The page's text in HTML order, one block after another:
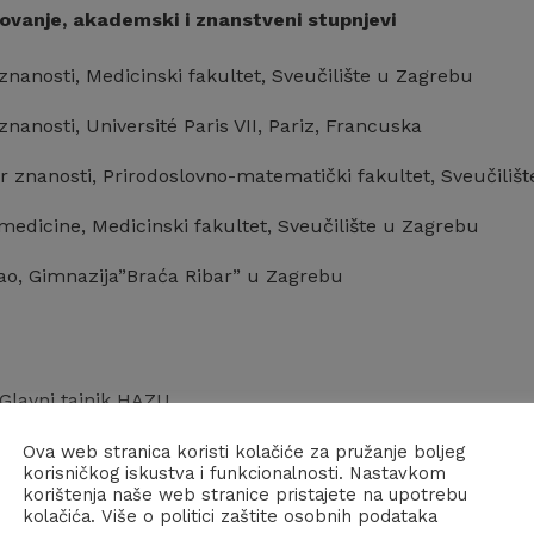
akademski i znanstveni stupnjevi
Medicinski fakultet, Sveučilište u Zagrebu
Université Paris VII, Pariz, Francuska
znanosti, Prirodoslovno-matematički fakultet,
Medicinski fakultet, Sveučilište u Zagrebu
Gimnazija”Braća Ribar” u Zagrebu
tajnik HAZU
Ravnatelj, Institut za antropologiju, Zagreb
V.d. ravnatelja, Institut za antropologiju, Zagreb
Ova web stranica koristi kolačiće za pružanje boljeg
korisničkog iskustva i funkcionalnosti. Nastavkom
korištenja naše web stranice pristajete na upotrebu
kolačića. Više o politici zaštite osobnih podataka